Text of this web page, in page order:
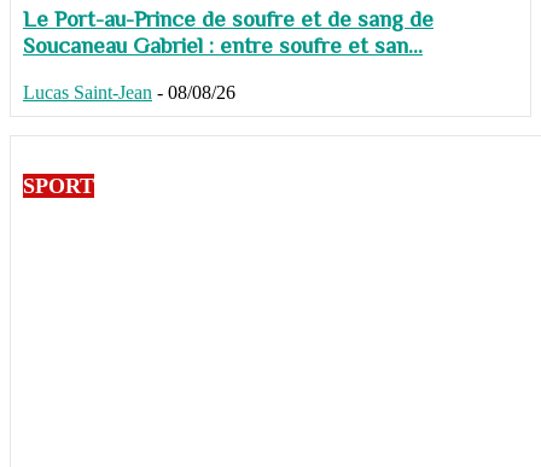
Le Port-au-Prince de soufre et de sang de
Soucaneau Gabriel : entre soufre et san...
Lucas Saint-Jean - 08/08/26
SPORT